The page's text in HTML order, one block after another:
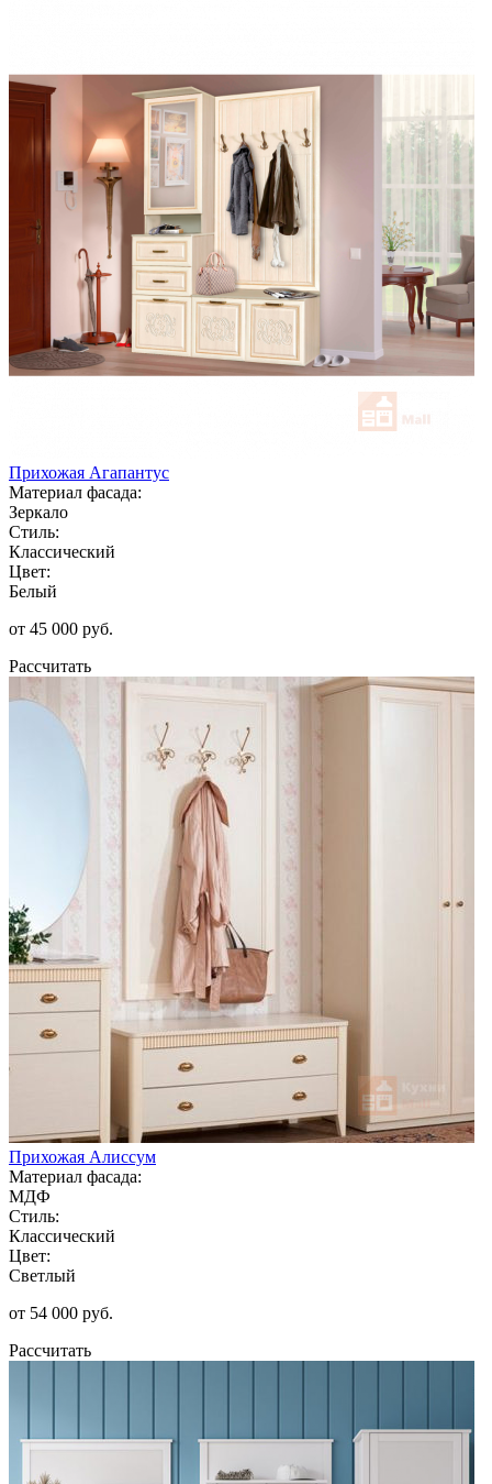
Прихожая Агапантус
Материал фасада:
Зеркало
Стиль:
Классический
Цвет:
Белый
от 45 000 руб.
Рассчитать
Прихожая Алиссум
Материал фасада:
МДФ
Стиль:
Классический
Цвет:
Светлый
от 54 000 руб.
Рассчитать